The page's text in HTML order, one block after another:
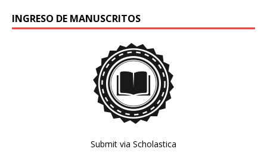
INGRESO DE MANUSCRITOS
Submit via Scholastica